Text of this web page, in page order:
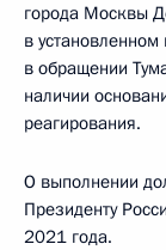
города Москвы
в
в обращении
наличии
реагирования.
О выполнении
Президенту
2021 года.